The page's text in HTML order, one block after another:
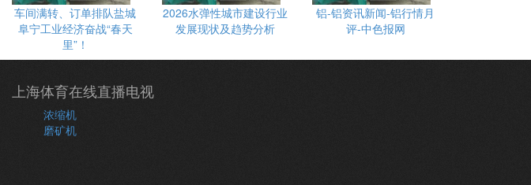
车间满转、订单排队盐城
阜宁工业经济奋战“春天
里”！
2026水弹性城市建设行业
发展现状及趋势分析
铝-铝资讯新闻-铝行情月
评-中色报网
上海体育在线直播电视
浓缩机
磨矿机